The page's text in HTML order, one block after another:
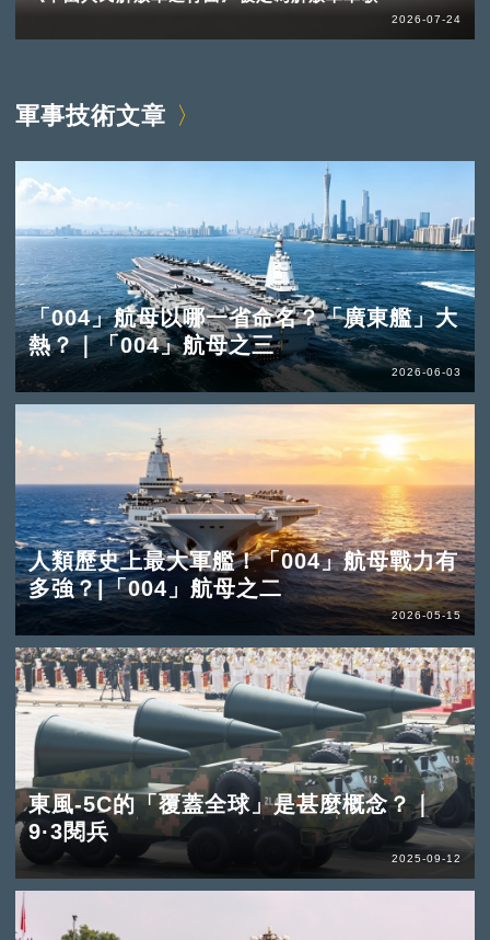
2026-07-24
軍事技術文章
「004」航母以哪一省命名？「廣東艦」大
熱？｜「004」航母之三
2026-06-03
人類歷史上最大軍艦！「004」航母戰力有
多強？|「004」航母之二
2026-05-15
東風-5C的「覆蓋全球」是甚麼概念？｜
9·3閱兵
2025-09-12